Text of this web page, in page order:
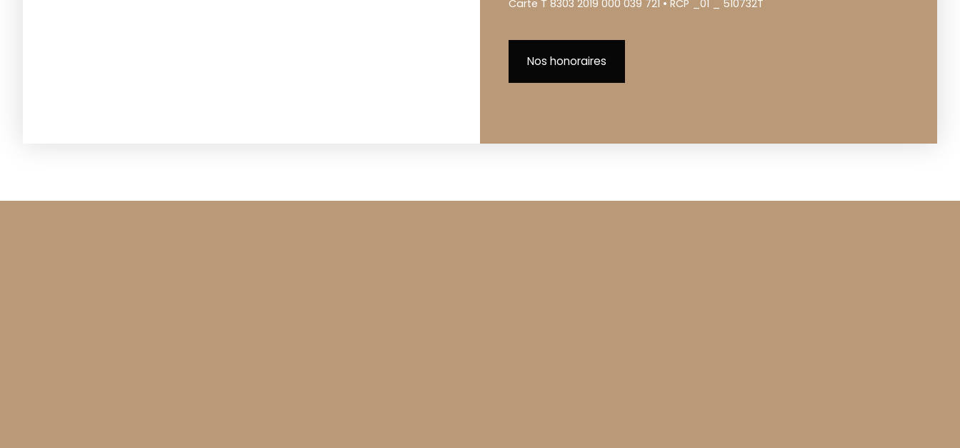
Carte T 8303 2019 000 039 721 • RCP _01 _ 510732T
Nos honoraires